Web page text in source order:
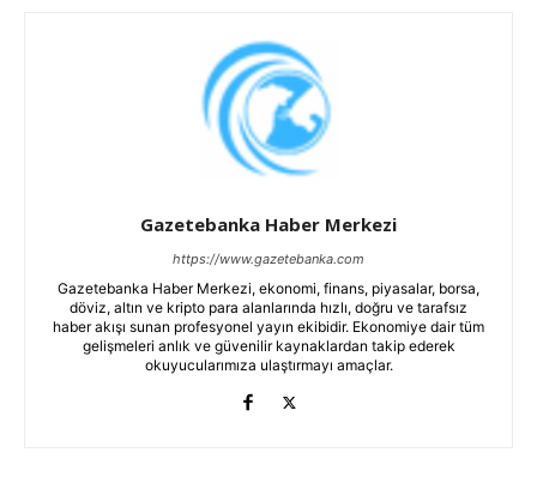
Gazetebanka Haber Merkezi
https://www.gazetebanka.com
Gazetebanka Haber Merkezi, ekonomi, finans, piyasalar, borsa,
döviz, altın ve kripto para alanlarında hızlı, doğru ve tarafsız
haber akışı sunan profesyonel yayın ekibidir. Ekonomiye dair tüm
gelişmeleri anlık ve güvenilir kaynaklardan takip ederek
okuyucularımıza ulaştırmayı amaçlar.